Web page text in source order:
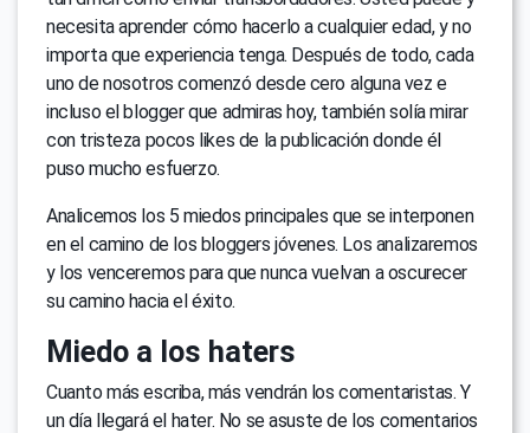
necesita aprender cómo hacerlo a cualquier edad, y no
importa que experiencia tenga. Después de todo, cada
uno de nosotros comenzó desde cero alguna vez e
incluso el blogger que admiras hoy, también solía mirar
con tristeza pocos likes de la publicación donde él
puso mucho esfuerzo.
Analicemos los 5 miedos principales que se interponen
en el camino de los bloggers jóvenes. Los analizaremos
y los venceremos para que nunca vuelvan a oscurecer
su camino hacia el éxito.
Miedo a los haters
Cuanto más escriba, más vendrán los comentaristas. Y
un día llegará el hater. No se asuste de los comentarios